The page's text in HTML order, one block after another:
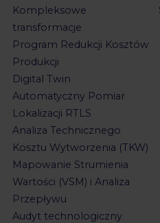
Kompleksowe
transformacje
Program Redukcji Kosztów
Produkcji
Digital Twin
Automatyczny Pomiar
Lokalizacji RTLS
Analiza Technicznego
Kosztu Wytworzenia (TKW)
Mapowanie Strumienia
Wartości (VSM) i Analiza
Przepływu
Audyt technologiczny